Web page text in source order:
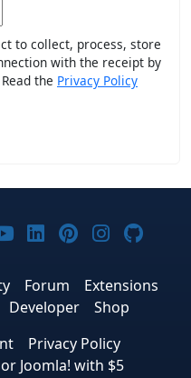
to collect, process, store
with the receipt by
the Privacy Policy
X
on Bluesky
on Threads
Joomla! on
Joomla! on
Joomla! on
Joomla!
Forum
Extensions
Developer
Shop
Privacy Policy
Joomla! with $5